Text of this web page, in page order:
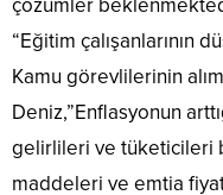
çözümler
“Eğitim çalışanlarının
Kamu görevlilerinin
Deniz,”Enflasyonun
gelirlileri ve tüketicileri
maddeleri ve emtia